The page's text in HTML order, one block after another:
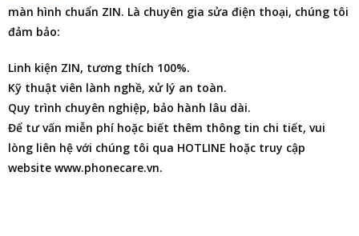
màn hình chuẩn ZIN. Là chuyên gia sửa điện thoại, chúng tôi
đảm bảo:
Linh kiện ZIN, tương thích 100%.
Kỹ thuật viên lành nghề, xử lý an toàn.
Quy trình chuyên nghiệp, bảo hành lâu dài.
Để tư vấn miễn phí hoặc biết thêm thông tin chi tiết, vui
lòng liên hệ với chúng tôi qua HOTLINE hoặc truy cập
website www.phonecare.vn.